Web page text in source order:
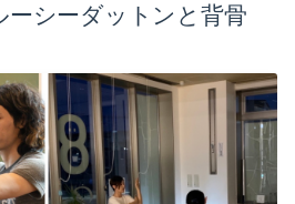
ーシーダットンと背骨